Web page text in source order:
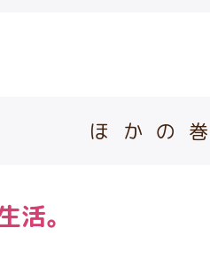
ほかの巻
。